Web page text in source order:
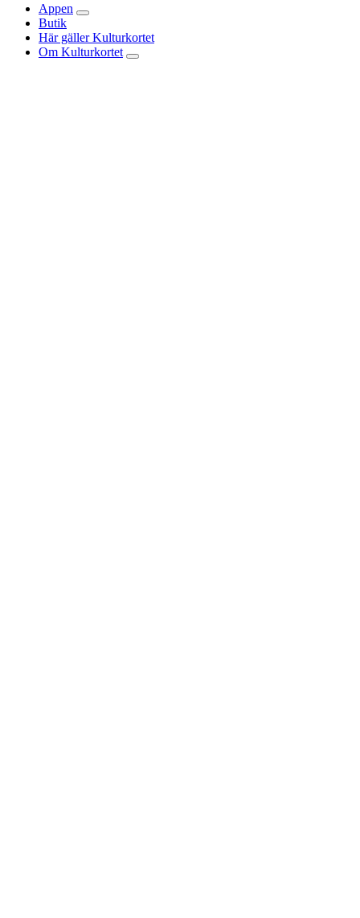
Appen
Butik
Här gäller Kulturkortet
Om Kulturkortet